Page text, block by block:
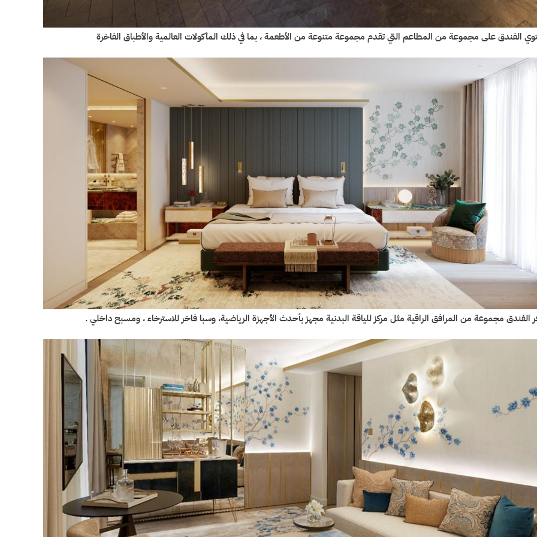
الفندق على مجموعة من المطاعم التي تقدم مجموعة متنوعة من الأطعمة ، بما في ذلك المأكولات العالمية والأطباق الفاخرة
الفندق مجموعة من المرافق الراقية مثل مركز للياقة البدنية مجهز بأحدث الأجهزة الرياضية، وسبا فاخر للاسترخاء ، ومسبح داخلي .